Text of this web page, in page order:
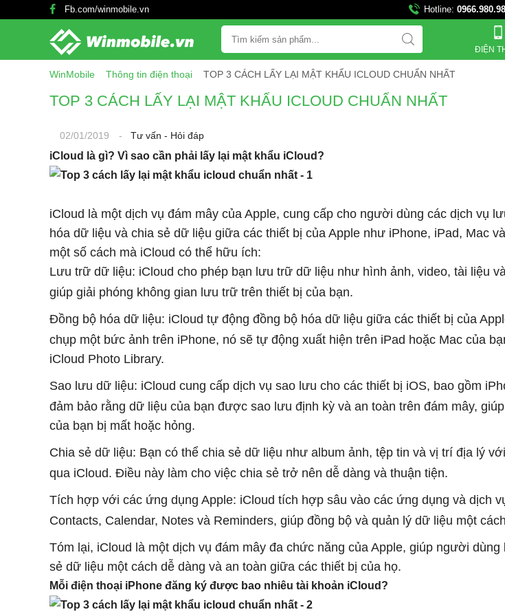
Fb.com/winmobile.vn Hotline:
ĐIỆN
WinMobile Thông tin điện thoại TOP 3 CÁCH LẤY LẠI MẬT KHẨU ICLOUD CHUẨN NHẤT
TOP 3 CÁCH LẤY LẠI MẬT KHẨU ICLOUD CHUẨN NHẤT
02/01/2019 - Tư vấn - Hỏi đáp
iCloud là gì? Vì sao cần phải lấy lại mật khẩu iCloud?
iCloud là một dịch vụ đám mây của Apple, cung cấp cho người dùng các dịch vụ
hóa dữ liệu và chia sẻ dữ liệu giữa các thiết bị của Apple như iPhone, iPad, Mac
một số cách mà iCloud có thể hữu ích:
Lưu trữ dữ liệu: iCloud cho phép bạn lưu trữ dữ liệu như hình ảnh, video, tài liệu
giúp giải phóng không gian lưu trữ trên thiết bị của bạn.
Đồng bộ hóa dữ liệu: iCloud tự động đồng bộ hóa dữ liệu giữa các thiết bị của
chụp một bức ảnh trên iPhone, nó sẽ tự động xuất hiện trên iPad hoặc Mac của
iCloud Photo Library.
Sao lưu dữ liệu: iCloud cung cấp dịch vụ sao lưu cho các thiết bị iOS, bao gồm
đảm bảo rằng dữ liệu của bạn được sao lưu định kỳ và an toàn trên đám mây,
của bạn bị mất hoặc hỏng.
Chia sẻ dữ liệu: Bạn có thể chia sẻ dữ liệu như album ảnh, tệp tin và vị trí địa lý
qua iCloud. Điều này làm cho việc chia sẻ trở nên dễ dàng và thuận tiện.
Tích hợp với các ứng dụng Apple: iCloud tích hợp sâu vào các ứng dụng và dịch
Contacts, Calendar, Notes và Reminders, giúp đồng bộ và quản lý dữ liệu một
Tóm lại, iCloud là một dịch vụ đám mây đa chức năng của Apple, giúp người
sẻ dữ liệu một cách dễ dàng và an toàn giữa các thiết bị của họ.
Mỗi điện thoại iPhone đăng ký được bao nhiêu tài khoản iCloud?